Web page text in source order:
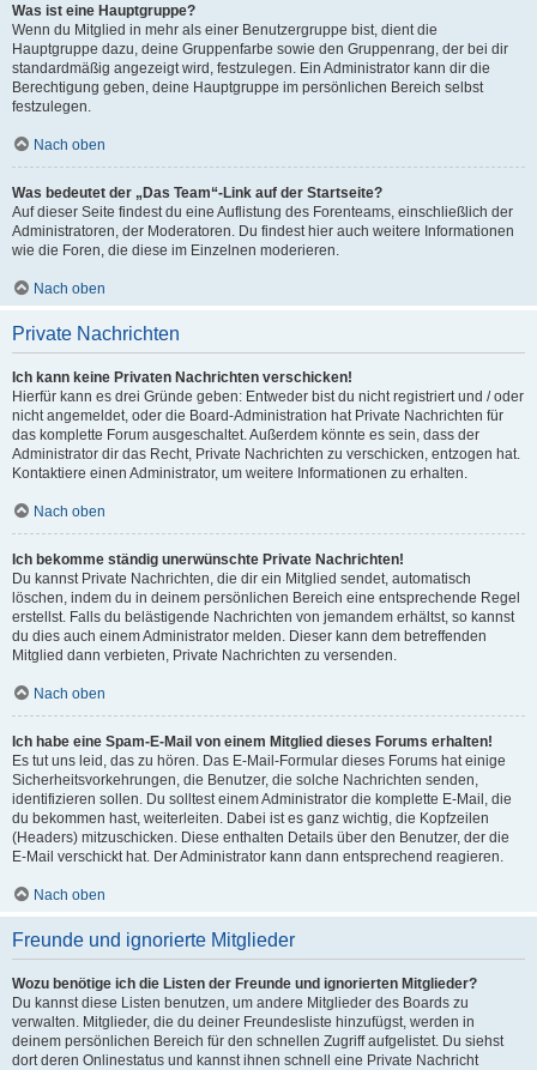
Was ist eine Hauptgruppe?
Wenn du Mitglied in mehr als einer Benutzergruppe bist, dient die
Hauptgruppe dazu, deine Gruppenfarbe sowie den Gruppenrang, der bei dir
standardmäßig angezeigt wird, festzulegen. Ein Administrator kann dir die
Berechtigung geben, deine Hauptgruppe im persönlichen Bereich selbst
festzulegen.
Nach oben
Was bedeutet der „Das Team“-Link auf der Startseite?
Auf dieser Seite findest du eine Auflistung des Forenteams, einschließlich der
Administratoren, der Moderatoren. Du findest hier auch weitere Informationen
wie die Foren, die diese im Einzelnen moderieren.
Nach oben
Private Nachrichten
Ich kann keine Privaten Nachrichten verschicken!
Hierfür kann es drei Gründe geben: Entweder bist du nicht registriert und / oder
nicht angemeldet, oder die Board-Administration hat Private Nachrichten für
das komplette Forum ausgeschaltet. Außerdem könnte es sein, dass der
Administrator dir das Recht, Private Nachrichten zu verschicken, entzogen hat.
Kontaktiere einen Administrator, um weitere Informationen zu erhalten.
Nach oben
Ich bekomme ständig unerwünschte Private Nachrichten!
Du kannst Private Nachrichten, die dir ein Mitglied sendet, automatisch
löschen, indem du in deinem persönlichen Bereich eine entsprechende Regel
erstellst. Falls du belästigende Nachrichten von jemandem erhältst, so kannst
du dies auch einem Administrator melden. Dieser kann dem betreffenden
Mitglied dann verbieten, Private Nachrichten zu versenden.
Nach oben
Ich habe eine Spam-E-Mail von einem Mitglied dieses Forums erhalten!
Es tut uns leid, das zu hören. Das E-Mail-Formular dieses Forums hat einige
Sicherheitsvorkehrungen, die Benutzer, die solche Nachrichten senden,
identifizieren sollen. Du solltest einem Administrator die komplette E-Mail, die
du bekommen hast, weiterleiten. Dabei ist es ganz wichtig, die Kopfzeilen
(Headers) mitzuschicken. Diese enthalten Details über den Benutzer, der die
E-Mail verschickt hat. Der Administrator kann dann entsprechend reagieren.
Nach oben
Freunde und ignorierte Mitglieder
Wozu benötige ich die Listen der Freunde und ignorierten Mitglieder?
Du kannst diese Listen benutzen, um andere Mitglieder des Boards zu
verwalten. Mitglieder, die du deiner Freundesliste hinzufügst, werden in
deinem persönlichen Bereich für den schnellen Zugriff aufgelistet. Du siehst
dort deren Onlinestatus und kannst ihnen schnell eine Private Nachricht